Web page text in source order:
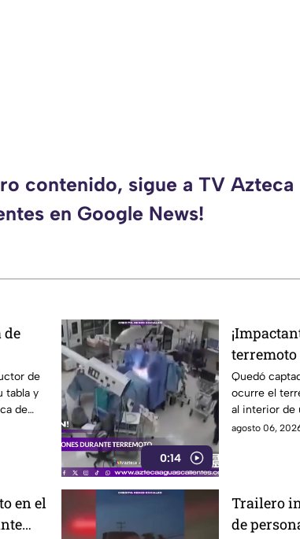
contenido, sigue a TV Azteca
en Google News!
de
de
tabla y
de
0:14
hospital
Quedó
ocurre el
al interior de
agosto 06,
en el
Trailero
de